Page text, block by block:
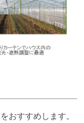
おすすめします。